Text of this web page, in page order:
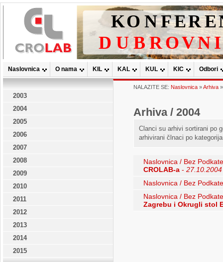
Naslovnica O nama KIL KAL KUL KIC Odbori
2003
2004
2005
2006
2007
2008
2009
2010
2011
2012
2013
2014
2015
NALAZITE SE: Naslovnica »Arhiva
Arhiva / 2004
Clanci su arhivi sortirani po
arhivirani člnaci po
Naslovnica / Bez
CROLAB-a - 27.10.2004
Naslovnica / Bez
Naslovnica / Bez
Zagrebu i Okrugli stol